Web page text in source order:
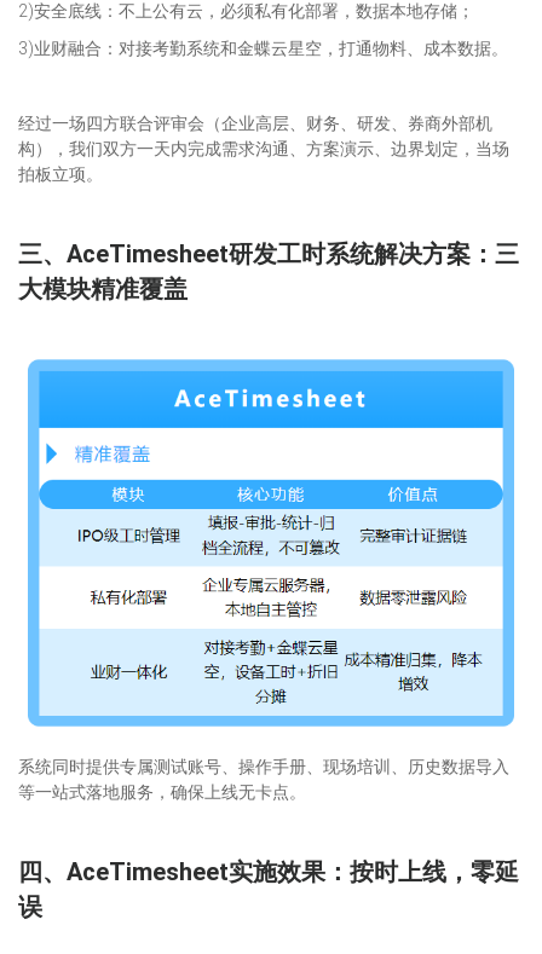
2)安全底线：不上公有云，必须私有化部署，数据本地存储；
3)业财融合：对接考勤系统和金蝶云星空，打通物料、成本数据。
经过一场四方联合评审会（企业高层、财务、研发、券商外部机
构），我们双方一天内完成需求沟通、方案演示、边界划定，当场
拍板立项。
三、AceTimesheet研发工时系统解决方案：三
大模块精准覆盖
系统同时提供专属测试账号、操作手册、现场培训、历史数据导入
等一站式落地服务，确保上线无卡点。
四、AceTimesheet实施效果：按时上线，零延
误